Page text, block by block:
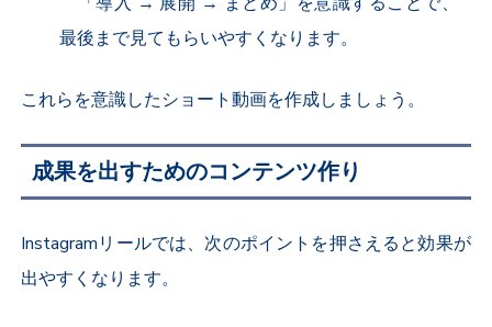
最後まで見てもらいやすくなります。
これらを意識したショート動画を作成しましょう。
成果を出すためのコンテンツ作り
Instagramリールでは、次のポイントを押さえると効果が
出やすくなります。